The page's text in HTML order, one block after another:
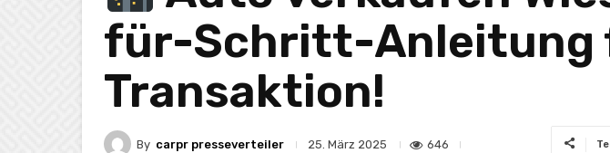
für-Schritt-Anleitung
Transaktion!
By carpr presseverteiler 25. März 2025 646